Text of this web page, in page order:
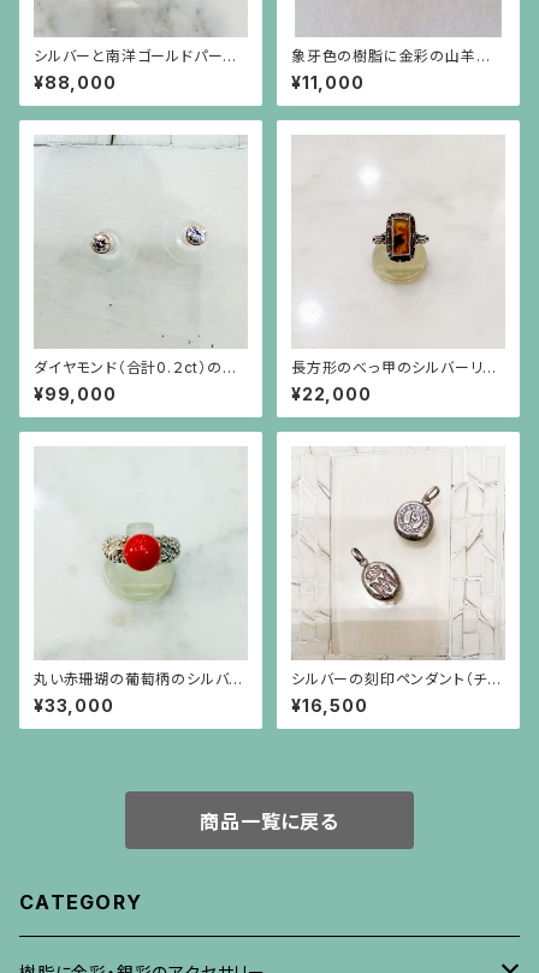
シルバーと南洋ゴールドパール
の葡萄のブローチ（小）
¥88,000
象牙色の樹脂に金彩の山羊の
ブローチ 楕円(中)
¥11,000
ダイヤモンド（合計0.２ct）のシ
ンプルな18金枠ピアス（18金ポ
スト）
¥99,000
長方形のべっ甲のシルバーリン
グ
¥22,000
丸い赤珊瑚の葡萄柄のシルバー
台リング
¥33,000
シルバーの刻印ペンダント（チェ
ーン別）
¥16,500
商品一覧に戻る
CATEGORY